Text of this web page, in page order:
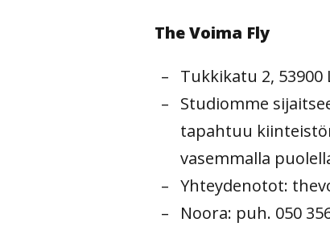
The Voima Fly
Tukkikatu 2,
Studiomme
tapahtuu
vasemmalla
Yhteydenotot:
Noora: puh. 050